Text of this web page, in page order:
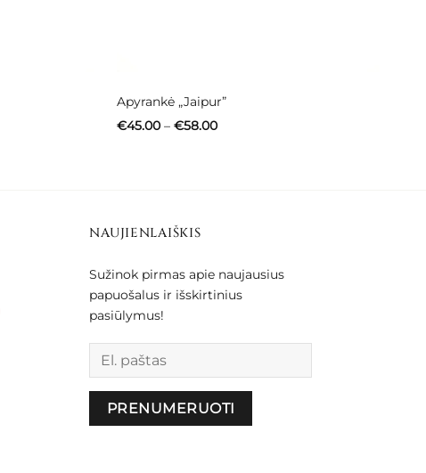
Apyrankė „Jaipur”
€45.00 – €58.00Price
NAUJIENLAIŠKIS
Sužinok pirmas apie naujausius
papuošalus ir išskirtinius
pasiūlymus!
Palikite šį lauką tuščią.